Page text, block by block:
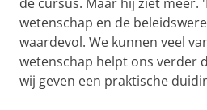
wetenschap en de
waardevol. We kunnen veel
wetenschap helpt ons verder
wij geven een praktische